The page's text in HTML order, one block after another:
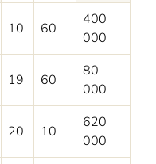
10 60
400
000
19 60
80
000
20 10
620
000